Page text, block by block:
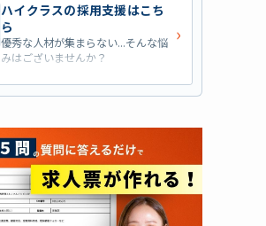
ハイクラスの採用支援はこち
ら
優秀な人材が集まらない...そんな悩
みはございませんか？
›
営業職の採用支援はこちら
した企業を七つ集めました！
外資系の採用支援はこちら
外資系企業の採用支援を行っている
会社はこちらから！
›